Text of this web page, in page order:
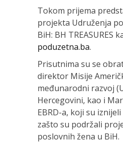
Tokom prijema
projekta Udruženja
BiH: BH TREASURES
poduzetna.ba.
Prisutnima su se
direktor Misije
međunarodni razvoj
Hercegovini, kao i
EBRD-a, koji su
zašto su podržali
poslovnih žena u BiH.